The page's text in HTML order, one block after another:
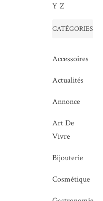
Y Z
CATÉGORIES
Accessoires
Actualités
Annonce
Art De
Vivre
Bijouterie
Cosmétique